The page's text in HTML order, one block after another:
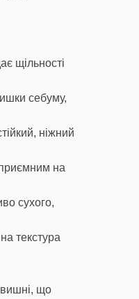
щільності
себуму,
ніжний
на
сухого,
текстура
вишні, що